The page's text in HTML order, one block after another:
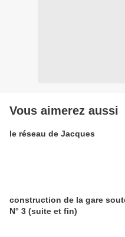
Vous aimerez aussi
le réseau de Jacques
construction de la gare
N° 3 (suite et fin)